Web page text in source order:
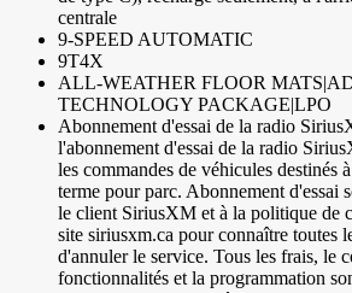
centrale
9-SPEED AUTOMATIC
9T4X
ALL-WEATHER FLOOR
TECHNOLOGY PACKAGE|LPO
Abonnement d'essai de la radio
l'abonnement d'essai de la radio
les commandes de véhicules destinés
terme pour parc. Abonnement d'essai
le client SiriusXM et à la politique de
site siriusxm.ca pour connaître toutes
d'annuler le service. Tous les frais, le
fonctionnalités et la programmation